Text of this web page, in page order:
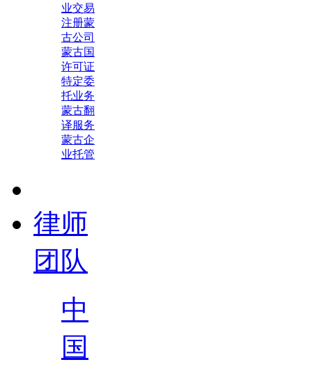
业交易
注册蒙
古公司
蒙古国
许可证
特定委
托业务
蒙古翻
译服务
蒙古企
业托管
律师
团队
中
国